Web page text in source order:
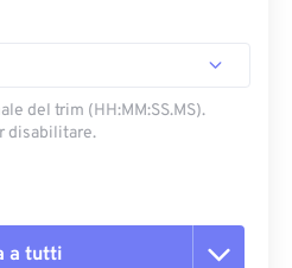
del trim (HH:MM:SS.MS).
disabilitare.
a tutti